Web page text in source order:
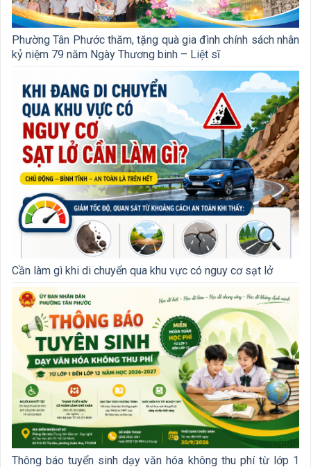
Phường Tân Phước thăm, tặng quà gia đình chính sách nhân
kỷ niệm 79 năm Ngày Thương binh – Liệt sĩ
Cần làm gì khi di chuyển qua khu vực có nguy cơ sạt lở
Thông báo tuyển sinh dạy văn hóa không thu phí từ lớp 1